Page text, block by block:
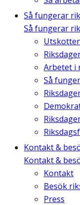
Så fungerar
Så fungerar
Arbetet i
Så
Kontakt &
Kontakt &
Kontakt
Besök
Press